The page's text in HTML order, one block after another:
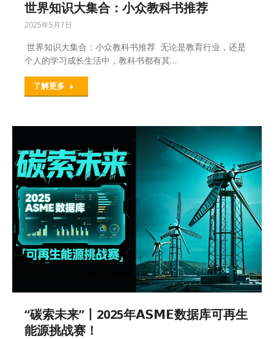
世界知识大集合：小众教科书推荐
2025年5月7日
世界知识大集合：小众教科书推荐 无论是教育行业，还是
个人的学习成长生活中，教科书都有其…
了解更多
“碳索未来”丨2025年𝗔𝗦𝗠𝗘数据库可再生
能源挑战赛！